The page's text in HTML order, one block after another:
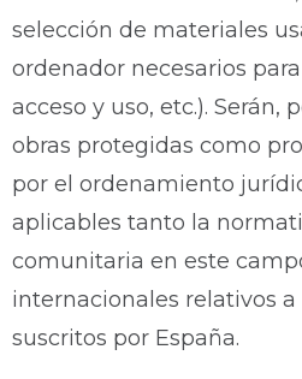
selección de materiales
ordenador necesarios
acceso y uso, etc.). Serán,
obras protegidas como
por el ordenamiento
aplicables tanto la
comunitaria en este
internacionales relativos
suscritos por España.